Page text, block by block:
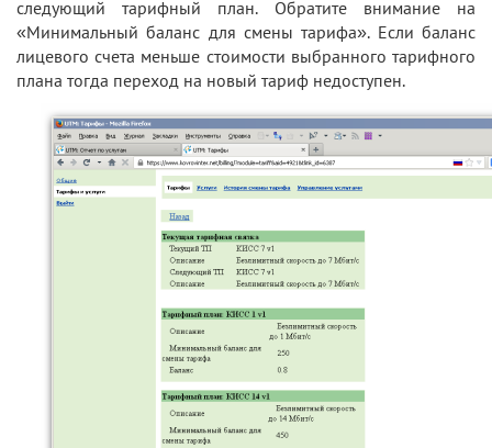
следующий тарифный план. Обратите внимание на
«Минимальный баланс для смены тарифа». Если баланс
лицевого счета меньше стоимости выбранного тарифного
плана тогда переход на новый тариф недоступен.